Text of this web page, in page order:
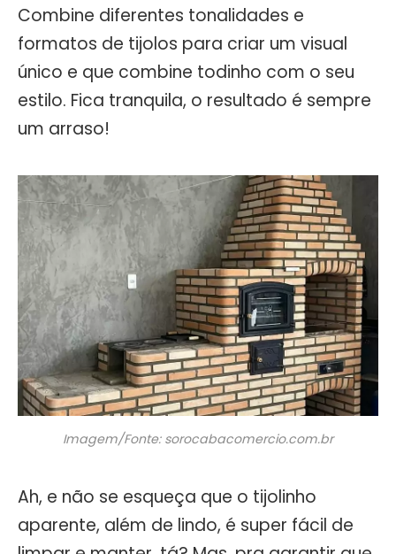
Combine diferentes tonalidades e
formatos de tijolos para criar um visual
único e que combine todinho com o seu
estilo. Fica tranquila, o resultado é sempre
um arraso!
Imagem/Fonte: sorocabacomercio.com.br
Ah, e não se esqueça que o tijolinho
aparente, além de lindo, é super fácil de